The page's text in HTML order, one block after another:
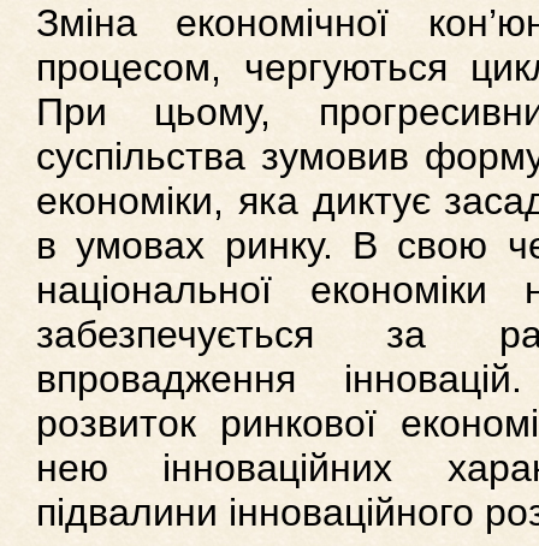
Зміна економічної
процесом, чергуються
При цьому,
суспільства зумовив
економіки, яка диктує
в умовах ринку. В свою
національної
забезпечується за
впровадження
розвиток ринкової
нею інноваційних
підвалини інноваційного